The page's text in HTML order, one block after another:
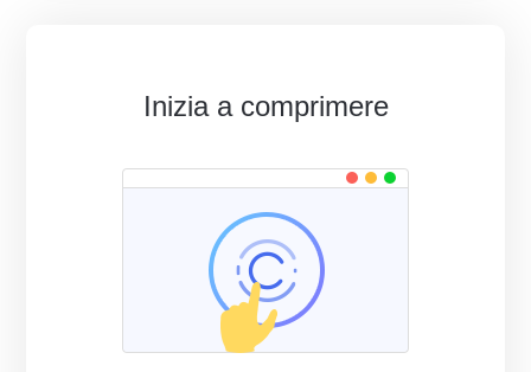
Inizia a comprimere